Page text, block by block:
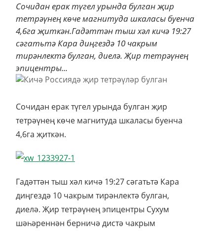
Сочидан ерак түгел урында булган җир
тетрәүнең көче магнитуда шкаласы буенча
4,6га җиткән.Гадәттән тыш хәл кичә 19:27
сәгатьтә Кара диңгездә 10 чакрым
тирәнлектә булган, диелә. Җир тетрәүнең
эпицентры...
Сочидан ерак түгел урында булган җир
тетрәүнең көче магнитуда шкаласы буенча
4,6га җиткән.
Гадәттән тыш хәл кичә 19:27 сәгатьтә Кара
диңгездә 10 чакрым тирәнлектә булган,
диелә. Җир тетрәүнең эпицентры Сухум
шәһәреннән берничә дистә чакрым